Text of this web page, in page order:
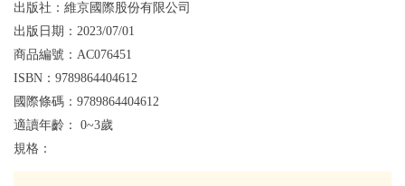
出版社： 維京國際股份有限公司
出版日期： 2023/07/01
商品編號： AC076451
ISBN： 9789864404612
國際條碼： 9789864404612
適讀年齡： 0~3歲
規格：